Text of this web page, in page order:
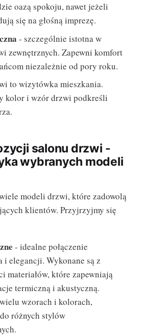
oazą spokoju, nawet jeżeli
się na głośną imprezę.
- szczególnie istotna w
zewnętrznych. Zapewni komfort
niezależnie od pory roku.
to wizytówka mieszkania.
kolor i wzór drzwi podkreśli
salonu drzwi -
wybranych modeli
modeli drzwi, które zadowolą
klientów. Przyjrzyjmy się
- idealne połączenie
i elegancji. Wykonane są z
materiałów, które zapewniają
termiczną i akustyczną.
wzorach i kolorach,
różnych stylów